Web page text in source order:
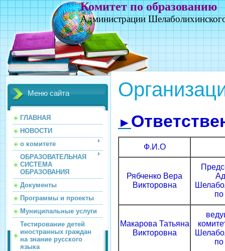
Комитет по образованию
Администрации Шелаболихинского
Меню сайта
ГЛАВНАЯ
НОВОСТИ
о комитете
ОБРАЗОВАТЕЛЬНАЯ
СИСТЕМА
ОБРАЗОВАНИЯ
Документы
Программы и проекты
Муниципальные услуги
Тестирование детей
иностранных граждан
на знание русского
языка
►
Ф.И.О
Рябченко Вера
Викторовна
Макарова Татьяна
Викторовна